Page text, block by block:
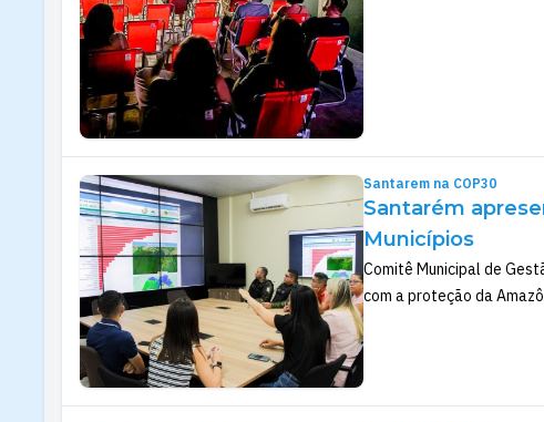
Santarem na COP30
Santarém
Municípios
Comitê Municipal de
com a proteção da